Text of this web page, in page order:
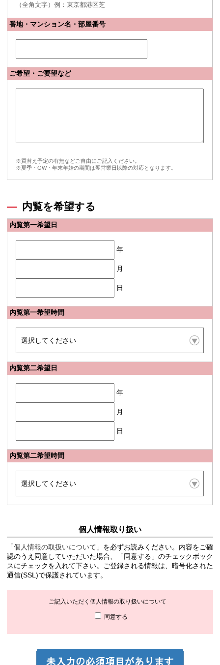
（全角文字）例：東京都港区芝
番地・マンション名・部屋番号
ご希望・ご要望など
※買替え予定の有無などご自由にご記入ください。
※夏季・GW・年末年始の期間は翌営業日以降の対応となります。
内覧を希望する
内覧第一希望日
年
月
日
内覧第一希望時間
内覧第二希望日
年
月
日
内覧第二希望時間
個人情報取り扱い
「個人情報の取扱いについて 」を必ずお読みください。内容をご確
認のうえ同意していただいた場合、「同意する」のチェックボック
スにチェックを入れて下さい。ご登録される情報は、暗号化された
通信(SSL)で保護されています。
ご記入いただく個人情報の取り扱いについて
同意する